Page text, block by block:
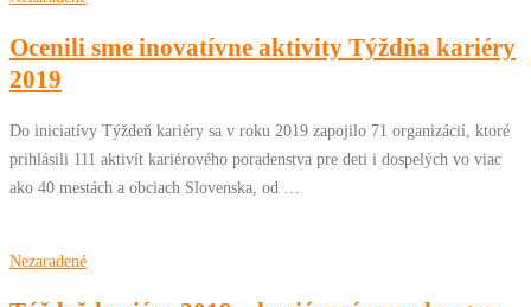
Ocenili sme inovatívne aktivity Týždňa kariéry
2019
Do iniciatívy Týždeň kariéry sa v roku 2019 zapojilo 71 organizácií, ktoré
prihlásili 111 aktivít kariérového poradenstva pre deti i dospelých vo viac
ako 40 mestách a obciach Slovenska, od …
Nezaradené